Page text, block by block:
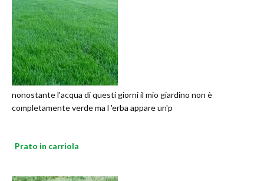
nonostante l'acqua di questi giorni il mio giardino non è
completamente verde ma l 'erba appare un'p
Prato in carriola